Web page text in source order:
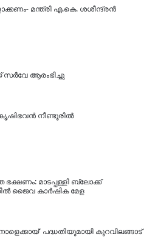
മന്ത്രി എ.കെ. ശശീന്ദ്രൻ
സര്‍വേ ആരംഭിച്ചു
നീണ്ടൂരിൽ
മാടപ്പള്ളി ബ്ലോക്ക്
ജൈവ കാർഷിക മേള
പദ്ധതിയുമായി കുറവിലങ്ങാട്